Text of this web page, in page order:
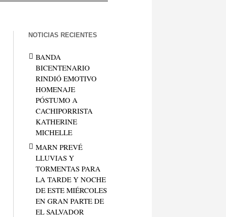
NOTICIAS RECIENTES
BANDA
BICENTENARIO
RINDIÓ EMOTIVO
HOMENAJE
PÓSTUMO A
CACHIPORRISTA
KATHERINE
MICHELLE
MARN PREVÉ
LLUVIAS Y
TORMENTAS PARA
LA TARDE Y NOCHE
DE ESTE MIÉRCOLES
EN GRAN PARTE DE
EL SALVADOR